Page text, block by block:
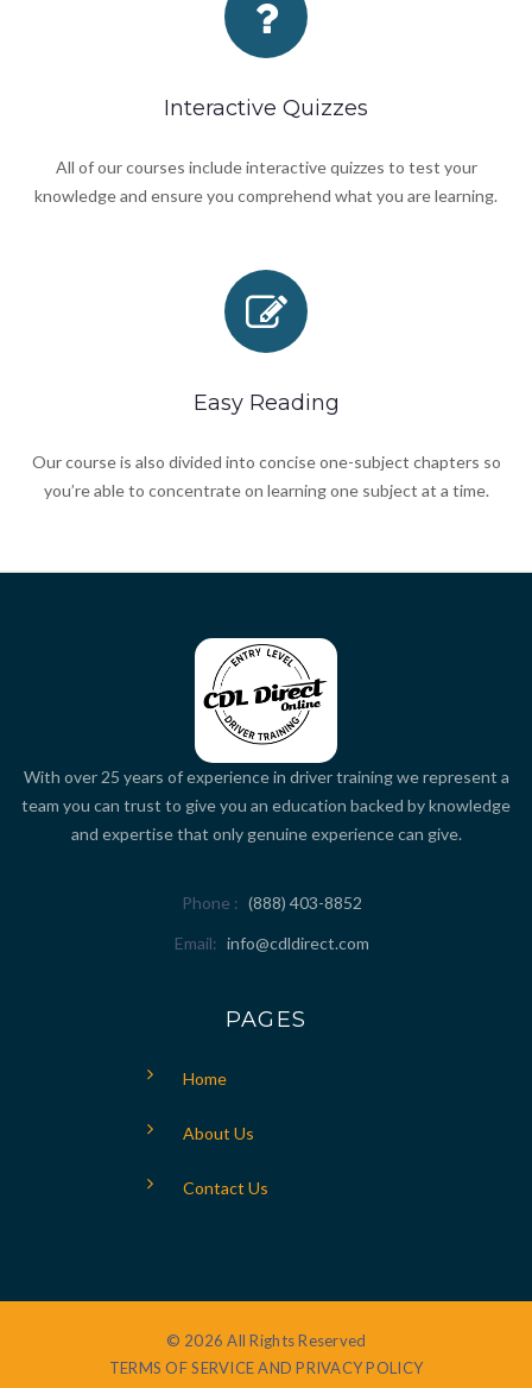
Interactive Quizzes
All of our courses include interactive quizzes to test your
knowledge and ensure you comprehend what you are learning.
Easy Reading
Our course is also divided into concise one-subject chapters so
you’re able to concentrate on learning one subject at a time.
With over 25 years of experience in driver training we represent a
team you can trust to give you an education backed by knowledge
and expertise that only genuine experience can give.
Phone
(888) 403-8852
Email
info@cdldirect.com
PAGES
Home
About Us
Contact Us
© 2026 All Rights Reserved
TERMS OF SERVICE AND PRIVACY POLICY